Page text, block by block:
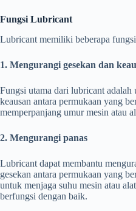
Fungsi Lubricant
Lubricant memiliki beberapa
1. Mengurangi gesekan dan
Fungsi utama dari lubricant adalah
keausan antara permukaan yang
memperpanjang umur mesin atau
2. Mengurangi panas
Lubricant dapat membantu
gesekan antara permukaan yang
untuk menjaga suhu mesin atau
berfungsi dengan baik.